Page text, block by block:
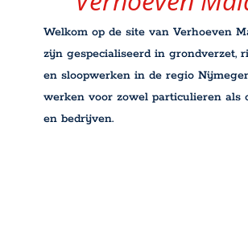
Welkom op de site van Verhoeven
zijn gespecialiseerd in grondverzet,
en sloopwerken in de regio
werken voor zowel particulieren als
en bedrijven.